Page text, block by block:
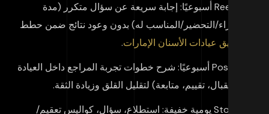
2 Reels أسبوعيًا: إجابة سريعة عن سؤال متكرر (مدة
الإجراء/التحضير/المناسب له) بدون وعود نتائج ضمن حطط
تسويق عيادات الأسنان الإمارات.
2 Posts أسبوعيًا: شرح خطوات تجربة المراجع داخل العيادة
(استقبال، تقييم، متابعة) لتقليل القلق وزيادة الثقة.
Stories يومية خفيفة: استطلاع، سؤال، كواليس تعقيم/